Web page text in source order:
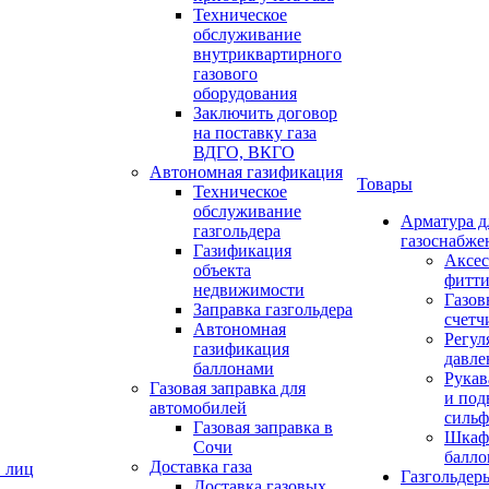
лиц
Техническое
обслуживание
внутриквартирного
газового
оборудования
Заключить договор
на поставку газа
ВДГО, ВКГО
Автономная газификация
Техническое
обслуживание
газгольдера
Газификация
объекта
недвижимости
Заправка газгольдера
Автономная
газификация
баллонами
Газовая заправка для
автомобилей
Газовая заправка в
Сочи
Доставка газа
Товары
Арматура
и